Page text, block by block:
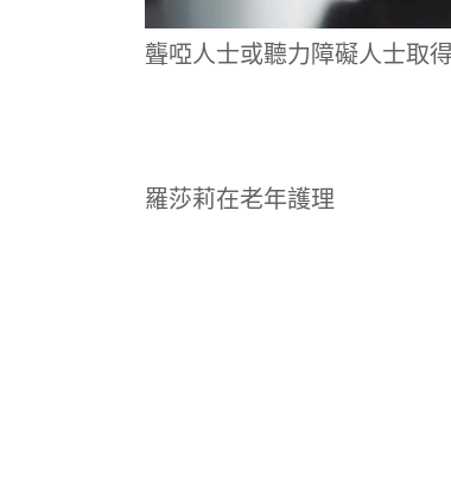
聾啞人士或聽力障礙人士取
羅莎莉在老年護理